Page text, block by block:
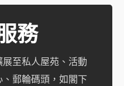
務
至私人屋苑、活動
郵輪碼頭，如閣下